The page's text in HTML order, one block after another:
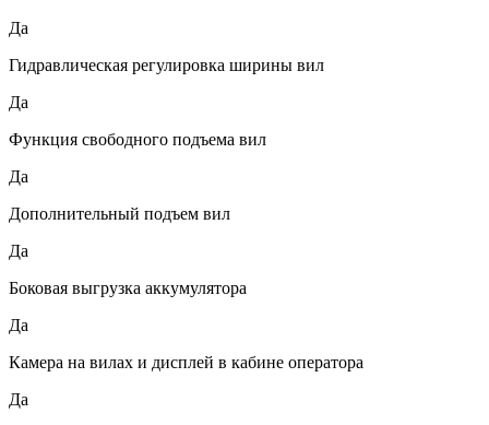
Да
Гидравлическая регулировка ширины вил
Да
Функция свободного подъема вил
Да
Дополнительный подъем вил
Да
Боковая выгрузка аккумулятора
Да
Камера на вилах и дисплей в кабине оператора
Да